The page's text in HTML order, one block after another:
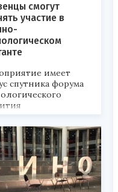
смогут
участие в
имеет
спутника форума
2026».